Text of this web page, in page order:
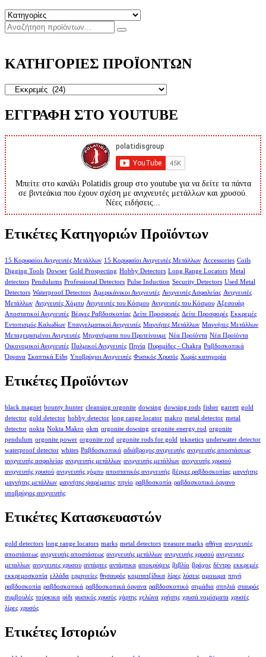
ΚΑΤΗΓΟΡΙΕΣ ΠΡΟΪΟΝΤΩΝ
ΕΓΓΡΑΦΗ ΣΤΟ YOUTUBE
Μπείτε στο κανάλι Polatidis group στο youtube για να δείτε τα πάντα
σε βιντεάκια που έχουν σχέση με ανιχνευτές μετάλλων και χρυσού.
Νέες ειδήσεις...
Ετικέτες Κατηγοριών Προϊόντων
15 Κορυφαίοι Ανιχνευτές Μετάλλων 15 Κορυφαίοι Ανιχνευτές Μετάλλων Accessories Coils
Digging Tools Dowser Gold Prospecting Hobby Detectors Long Range Locators Metal
detectors Pendulums Professional Detectors Pulse Induction Security Detectors Used Metal
Detectors Waterproof Detectors Αμερικάνικοι Ανιχνευτές Ανιχνευτές Ασφαλείας Ανιχνευτές
Μετάλλων Ανιχνευτές Χόμπυ Ανιχνευτές του Κόσμου Ανιχνευτές του Κόσμου Αξεσουάρ
Αποστατικοί Ανιχνευτές Βέργες Ραβδοσκοπίας Δείτε Προσφορές Δείτε Προσφορές Εκκρεμές
Εντοπισμός Καλωδίων Επαγγελματικοί Ανιχνευτές Μαγνήτες Μετάλλων Μαγνήτες Μετάλλων
Μεταχειρισμένοι Ανιχνευτές Μηχανήματα που Προτείνουμε Νέα Προϊόντα Νέα Προϊόντα
Οικονομικοί Ανιχνευτές Παλμικοί Ανιχνευτές Πηνία Πυραμίδες - Chakra Ραβδοσκοπικά
Όργανα Σκαπτικά Είδη Υποβρύχιοι Ανιχνευτές Φυσικός Χρυσός Χωρίς κατηγορία
Ετικέτες Προϊόντων
black magnet bounty hunter cleansing orgonite dowsing dowsing rods fisher garrett gold
detector gold detector hobby detector long range locator makro metal detector metal
detector nokta Nokta Makro okm orgonite dowsing orgonite energy rod orgonite
pendulum orgonite power orgonite rod orgonite rods for gold teknetics underwater detector
waterproof detector whites Ραβδοσκοπικά αδιάβροχος ανιχνευτής ανιχνευτής αποστάσεως
ανιχνευτής ασφαλείας ανιχνευτής μετάλλων ανιχνευτής μετάλλων ανιχνευτής χρυσού
ανιχνευτής χρυσού ανιχνευτής χόμπυ αποστατικός ανιχνευτής βέργες ραβδοσκοπίας μαγνήτης
μαγνήτης μετάλλων μαγνήτης ψαρέματος πηνίο ραβδοσκοπία ραβδοσκοπικό όργανο
υποβρύχιος ανιχνευτής
Ετικέτες Κατασκευαστών
gold detectors long range locators marks metal detectors treasure marks αθήνα ανιχνευτές
αποστάσεως ανιχνευτής αποστάσεως ανιχνευτής μετάλλων ανιχνευτής χρυσού ανιχνευτες
μεταλλων ανιχνευτες χρυσου αντάρτες αντάρτικα αποκρύψεις βιβλίο βράχος δέντρο εκκρεμές
εκκρεμοσκοπία ελλάδα ερμηνείες θησαυρός κομιτατζίδικα λίρες λύσεις ομοιωμα πηγή
ραβδοσκοπία ραβδοσκοπικά ραβδοσκοπικά όργανα ραβδοσκοπικό σημάδια σπηλιά σταυρός
συμβουλές τούρκικα φίδι φυσικός χρυσός χάρτης χελώνα χρήσης χρυσά νομίσματα χρυσές
λίρες χρυσός
Ετικέτες Ιστοριών